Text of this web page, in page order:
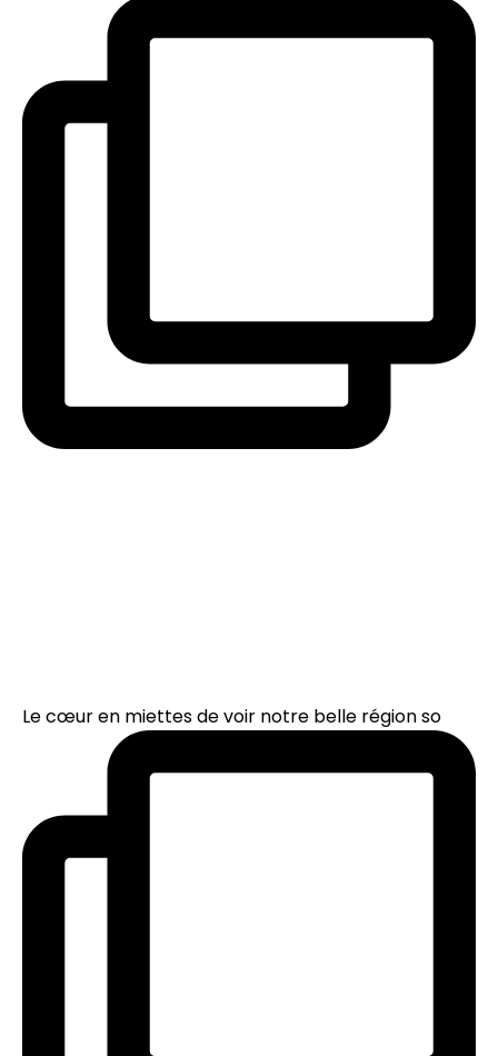
Le cœur en miettes de voir notre belle région so